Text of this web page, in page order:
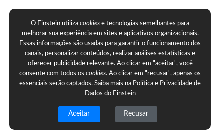
O Einstein utilizacookies e tecnologias semelhantes para
melhorar sua experiência em sites e aplicativos organizacionais.
Essas informações são usadas para garantir o funcionamento dos
canais, personalizar conteúdos, realizar análises estatísticas e
oferecer publicidade relevante. Ao clicar em "aceitar", você
consente com todos oscookies. Ao clicar em "recusar", apenas os
essenciais serão captados. Saiba mais na Política e Privacidade de
Dados do Einstein
Aceitar Recusar